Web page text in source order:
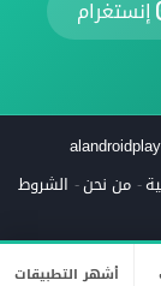
إنستغرام
من نحن الشروط
أشهر التطبيقات